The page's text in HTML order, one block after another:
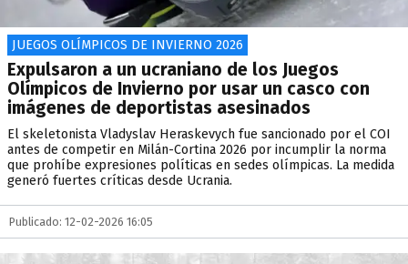
JUEGOS OLÍMPICOS DE INVIERNO 2026
Expulsaron a un ucraniano de los Juegos
Olímpicos de Invierno por usar un casco con
imágenes de deportistas asesinados
El skeletonista Vladyslav Heraskevych fue sancionado por el COI
antes de competir en Milán-Cortina 2026 por incumplir la norma
que prohíbe expresiones políticas en sedes olímpicas. La medida
generó fuertes críticas desde Ucrania.
Publicado: 12-02-2026 16:05